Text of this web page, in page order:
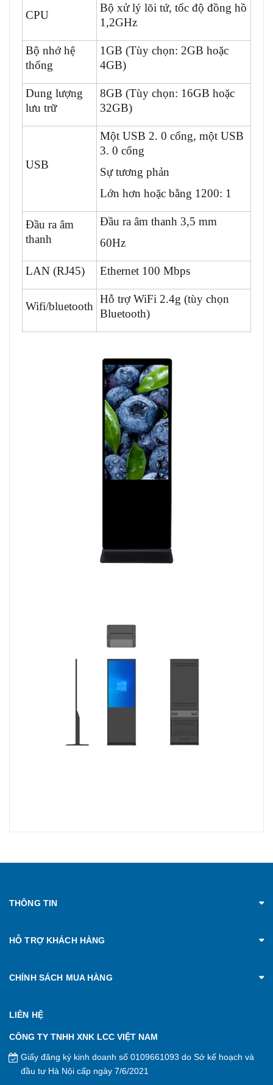
CPU
Bộ xử lý lõi tứ, tốc độ đồng hồ
1,2GHz
Bộ nhớ hệ
thống
1GB (Tùy chọn: 2GB hoặc
4GB)
Dung lượng
lưu trữ
8GB (Tùy chọn: 16GB hoặc
32GB)
USB
Một USB 2. 0 cổng, một USB
3. 0 cổng
Sự tương phản
Lớn hơn hoặc bằng 1200: 1
Đầu ra âm
thanh
Đầu ra âm thanh 3,5 mm
60Hz
LAN (RJ45) Ethernet 100 Mbps
Wifi/bluetooth
Hỗ trợ WiFi 2.4g (tùy chọn
Bluetooth)
THÔNG TIN
HỖ TRỢ KHÁCH HÀNG
CHÍNH SÁCH MUA HÀNG
LIÊN HỆ
CÔNG TY TNHH XNK LCC VIỆT NAM
Giấy đăng ký kinh doanh số 0109661093 do Sở kế hoạch và
đầu tư Hà Nội cấp ngày 7/6/2021